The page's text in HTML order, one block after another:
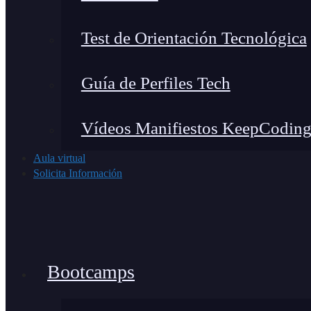
Test de Orientación Tecnológica
Guía de Perfiles Tech
Vídeos Manifiestos KeepCoding
Aula virtual
Solicita Información
Bootcamps